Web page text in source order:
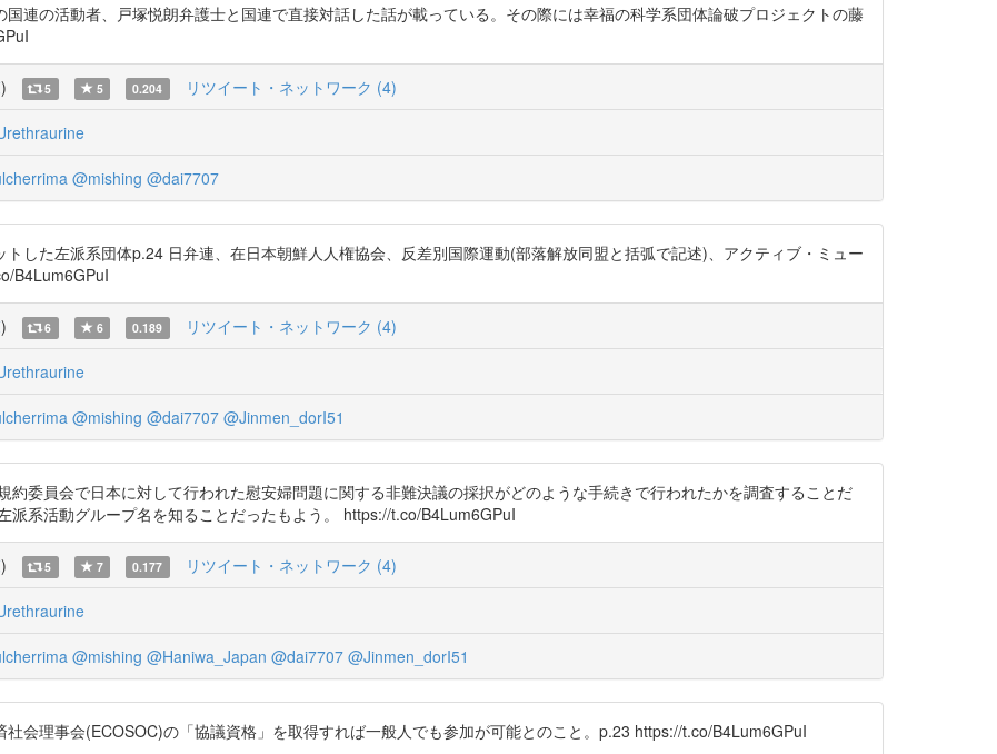
連の活動者、戸塚悦朗弁護士と国連で直接対話した話が載っている。その際には幸福の科学系団体論破プロジェクトの藤
) 5 5 0.204 リツイート・ネットワーク (4)
@mishing @dai7707
した左派系団体p.24 日弁連、在日本朝鮮人人権協会、反差別国際運動(部落解放同盟と括弧で記述)、アクティブ・ミュー
B4Lum6GPuI
) 6 6 0.189 リツイート・ネットワーク (4)
@mishing @dai7707 @Jinmen_dorI51
委員会で日本に対して行われた慰安婦問題に関する非難決議の採択がどのような手続きで行われたかを調査することだ
派系活動グループ名を知ることだったもよう。 https://t.co/B4Lum6GPuI
) 5 7 0.177 リツイート・ネットワーク (4)
@mishing @Haniwa_Japan @dai7707 @Jinmen_dorI51
会理事会(ECOSOC)の「協議資格」を取得すれば一般人でも参加が可能とのこと。p.23 https://t.co/B4Lum6GPuI